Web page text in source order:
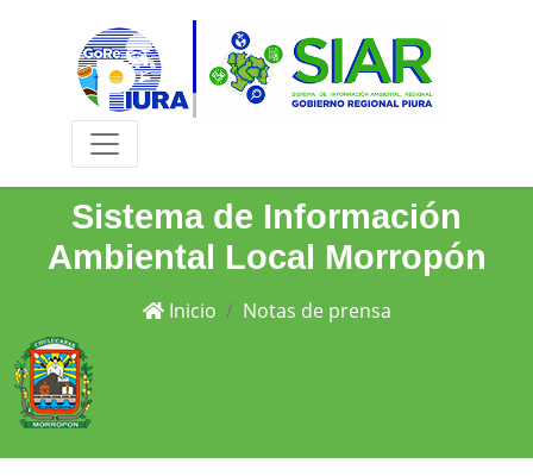
Sistema de Información
Ambiental Local Morropón
Inicio Notas de prensa